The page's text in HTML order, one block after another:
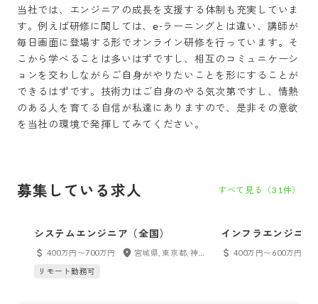
当社では、エンジニアの成長を支援する体制も充実していま
す。例えば研修に関しては、e-ラーニングとは違い、講師が
毎日画面に登場する形でオンライン研修を行っています。そ
こから学べることは多いはずですし、相互のコミュニケーシ
ョンを交わしながらご自身がやりたいことを形にすることが
できるはずです。技術力はご自身のやる気次第ですし、情熱
のある人を育てる自信が私達にありますので、是非その意欲
を当社の環境で発揮してみてください。
募集している求人 すべて見る（31件）
システムエンジニア（全国）
400万円〜700万円
リモート勤務可
インフラエンジニ
400万円〜600万円